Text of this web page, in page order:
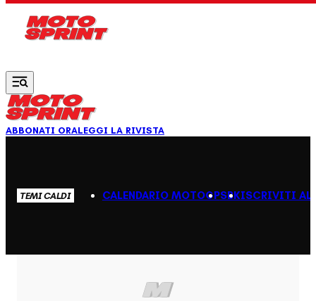
ABBONATI ORALEGGI LA RIVISTA
TEMI CALDI CALENDARIO MOTOGPSBKISCRIVITI AL